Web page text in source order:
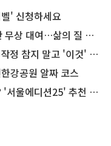
' 신청하세요
대여…삶의 질 높인다
말고 '이것' 해보세요!
강공원 알짜 코스
에디션25' 추천 코스